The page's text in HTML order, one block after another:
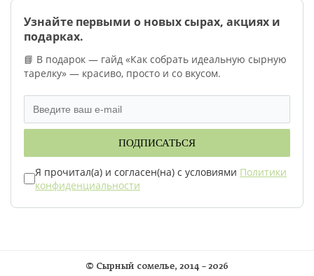
Узнайте первыми о новых сырах, акциях и
подарках.
📘 В подарок — гайд «Как собрать идеальную сырную
тарелку» — красиво, просто и со вкусом.
ПОДПИСАТЬСЯ
Я прочитал(а) и согласен(на) с условиями Политики
конфиденциальности
© Сырный сомелье, 2014 – 2026